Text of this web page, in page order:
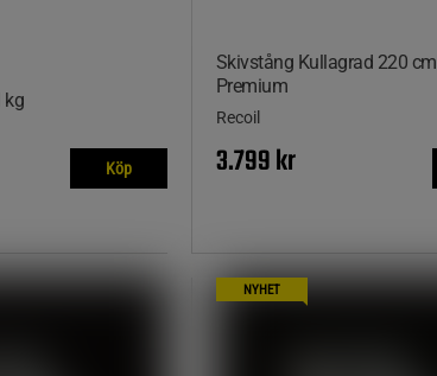
kg
Köp
Skivstång Kullagrad 220 cm
Premium
Recoil
3.799 kr
NYHET